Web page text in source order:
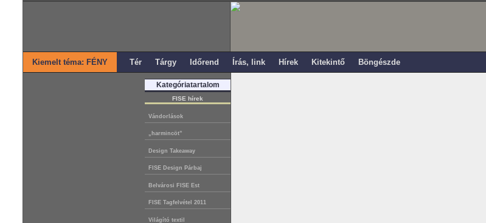
Kiemelt téma: FÉNY Tér Tárgy Időrend Írás, link Hírek Kitekintő Böngészde
Kategóriatartalom
FISE hírek
Vándorlások
„harmincöt”
Design Takeaway
FISE Design Párbaj
Belvárosi FISE Est
FISE Tagfelvétel 2011
Világító textil